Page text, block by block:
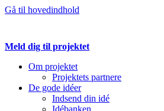
Gå til hovedindhold
Meld dig til projektet
Om projektet
Projektets partnere
De gode idéer
Indsend din idé
Idébanken